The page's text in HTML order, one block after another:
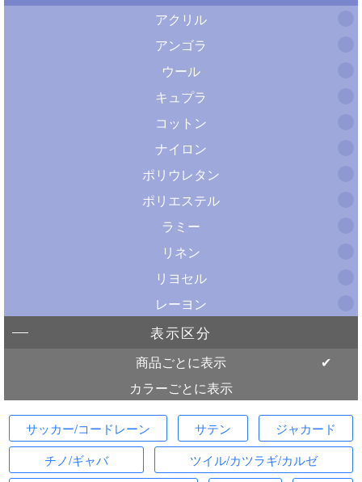
アクリル
アンゴラ
ウール
キュプラ
コットン
ナイロン
ポリウレタン
ポリエステル
ラミー
リネン
リヨセル
レーヨン
表示区分
商品ごとに表示
カラーごとに表示
サッカー/コードレーン サテン
ジャカード
チノ/ギャバ
ツイル/カツラギ/カルゼ